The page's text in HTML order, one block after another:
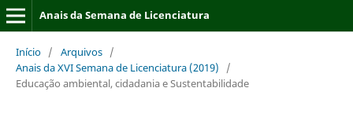
Anais da Semana de Licenciatura
Início / Arquivos /
Anais da XVI Semana de Licenciatura (2019)
/
Educação ambiental, cidadania e Sustentabilidade